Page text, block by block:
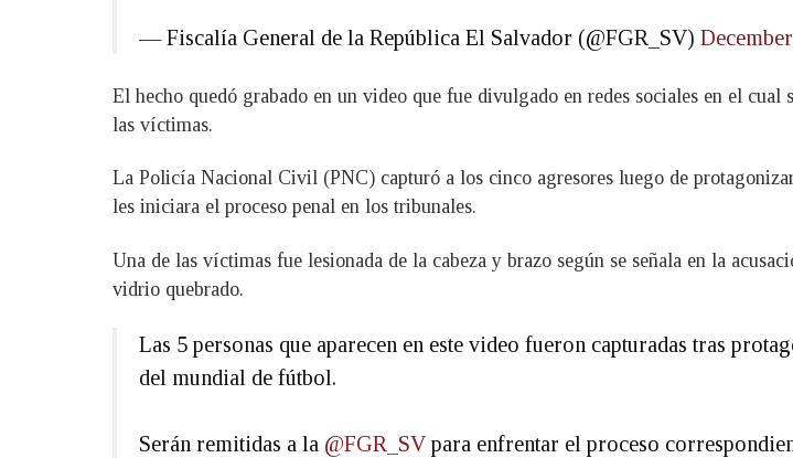
— Fiscalía General de la República El Salvador (@FGR_SV)
El hecho quedó grabado en un video que fue divulgado en redes sociales en el
las víctimas.
La Policía Nacional Civil (PNC) capturó a los cinco agresores luego de
les iniciara el proceso penal en los tribunales.
Una de las víctimas fue lesionada de la cabeza y brazo según se señala en la
vidrio quebrado.
Las 5 personas que aparecen en este video fueron capturadas tras
del mundial de fútbol.
Serán remitidas a la @FGR_SVpara enfrentar el proceso